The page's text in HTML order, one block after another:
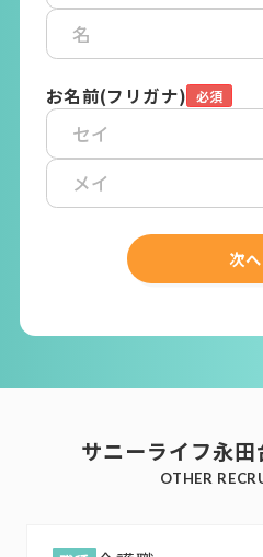
お名前(フリガナ)
次へ
サニーライフ永
OTHER